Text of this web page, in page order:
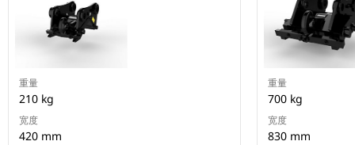
重量
210 kg
宽度
420 mm
重量
700 kg
宽度
830 mm